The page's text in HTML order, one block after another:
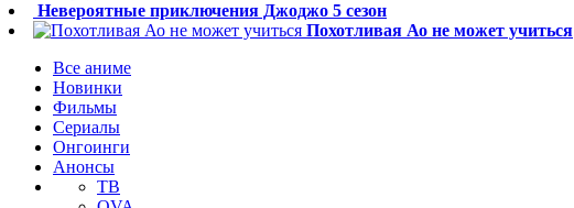
Невероятные приключения Джоджо 5 сезон
Похотливая Ао не может учиться
Все аниме
Новинки
Фильмы
Сериалы
Онгоинги
Анонсы
ТВ